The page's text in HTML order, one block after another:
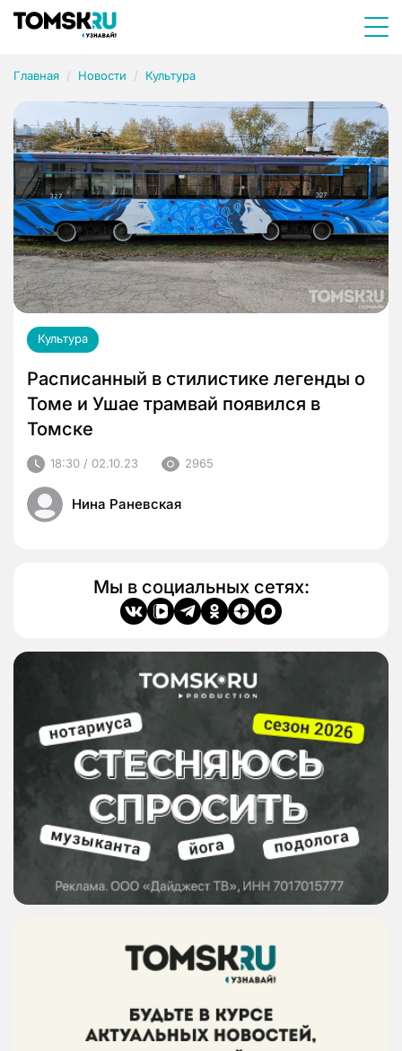
Главная Новости Культура
Культура
Расписанный в стилистике легенды о
Томе и Ушае трамвай появился в
Томске
18:30 / 02.10.23 2965
Нина Раневская
Мы в социальных сетях: